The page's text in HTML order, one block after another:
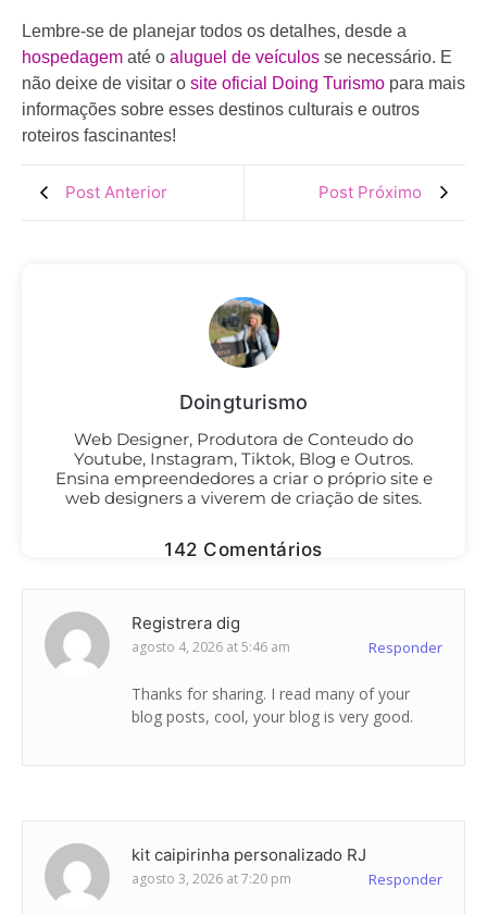
Lembre-se de planejar todos os detalhes, desde a
hospedagem até o aluguel de veículos se necessário. E
não deixe de visitar o site oficial Doing Turismo para mais
informações sobre esses destinos culturais e outros
roteiros fascinantes!
Post Anterior Post Próximo
Doingturismo
Web Designer, Produtora de Conteudo do
Youtube, Instagram, Tiktok, Blog e Outros.
Ensina empreendedores a criar o próprio site e
web designers a viverem de criação de sites.
142 Comentários
Registrera dig
agosto 4, 2026 at 5:46 am Responder
Thanks for sharing. I read many of your
blog posts, cool, your blog is very good.
kit caipirinha personalizado RJ
agosto 3, 2026 at 7:20 pm Responder